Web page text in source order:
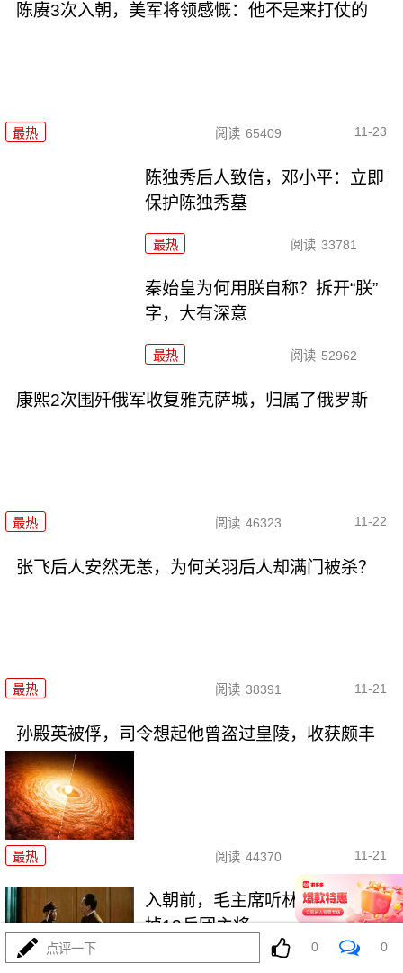
陈赓3次入朝，美军将领感慨：他不是来打仗的
最热 阅读 65409 11-23
陈独秀后人致信，邓小平：立即
保护陈独秀墓
最热 阅读 33781
秦始皇为何用朕自称？拆开“朕”
字，大有深意
最热 阅读 52962
康熙2次围歼俄军收复雅克萨城，归属了俄罗斯
最热 阅读 46323 11-22
张飞后人安然无恙，为何关羽后人却满门被杀？
最热 阅读 38391 11-21
孙殿英被俘，司令想起他曾盗过皇陵，收获颇丰
最热 阅读 44370 11-21
入朝前，毛主席听林帅建议：换
掉13兵团主将
最热
点评一下 0 0